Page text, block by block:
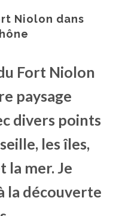
Niolon dans
Fort Niolon
paysage
divers points
les îles,
la mer. Je
la découverte